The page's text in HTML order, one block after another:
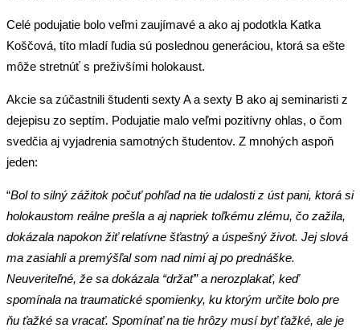
Celé podujatie bolo veľmi zaujímavé a ako aj podotkla Katka
Koščová, títo mladí ľudia sú poslednou generáciou, ktorá sa ešte
môže stretnúť s preživšími holokaust.
Akcie sa zúčastnili študenti sexty A a sexty B ako aj seminaristi z
dejepisu zo septím. Podujatie malo veľmi pozitívny ohlas, o čom
svedčia aj vyjadrenia samotných študentov. Z mnohých aspoň
jeden:
“Bol to silný zážitok počuť pohľad na tie udalosti z úst pani, ktorá si
holokaustom reálne prešla a aj napriek toľkému zlému, čo zažila,
dokázala napokon žiť relatívne šťastný a úspešný život. Jej slová
ma zasiahli a premýšľal som nad nimi aj po prednáške.
Neuveriteľné, že sa dokázala “držať” a nerozplakať, keď
spomínala na traumatické spomienky, ku ktorým určite bolo pre
ňu ťažké sa vracať. Spomínať na tie hrôzy musí byť ťažké, ale je